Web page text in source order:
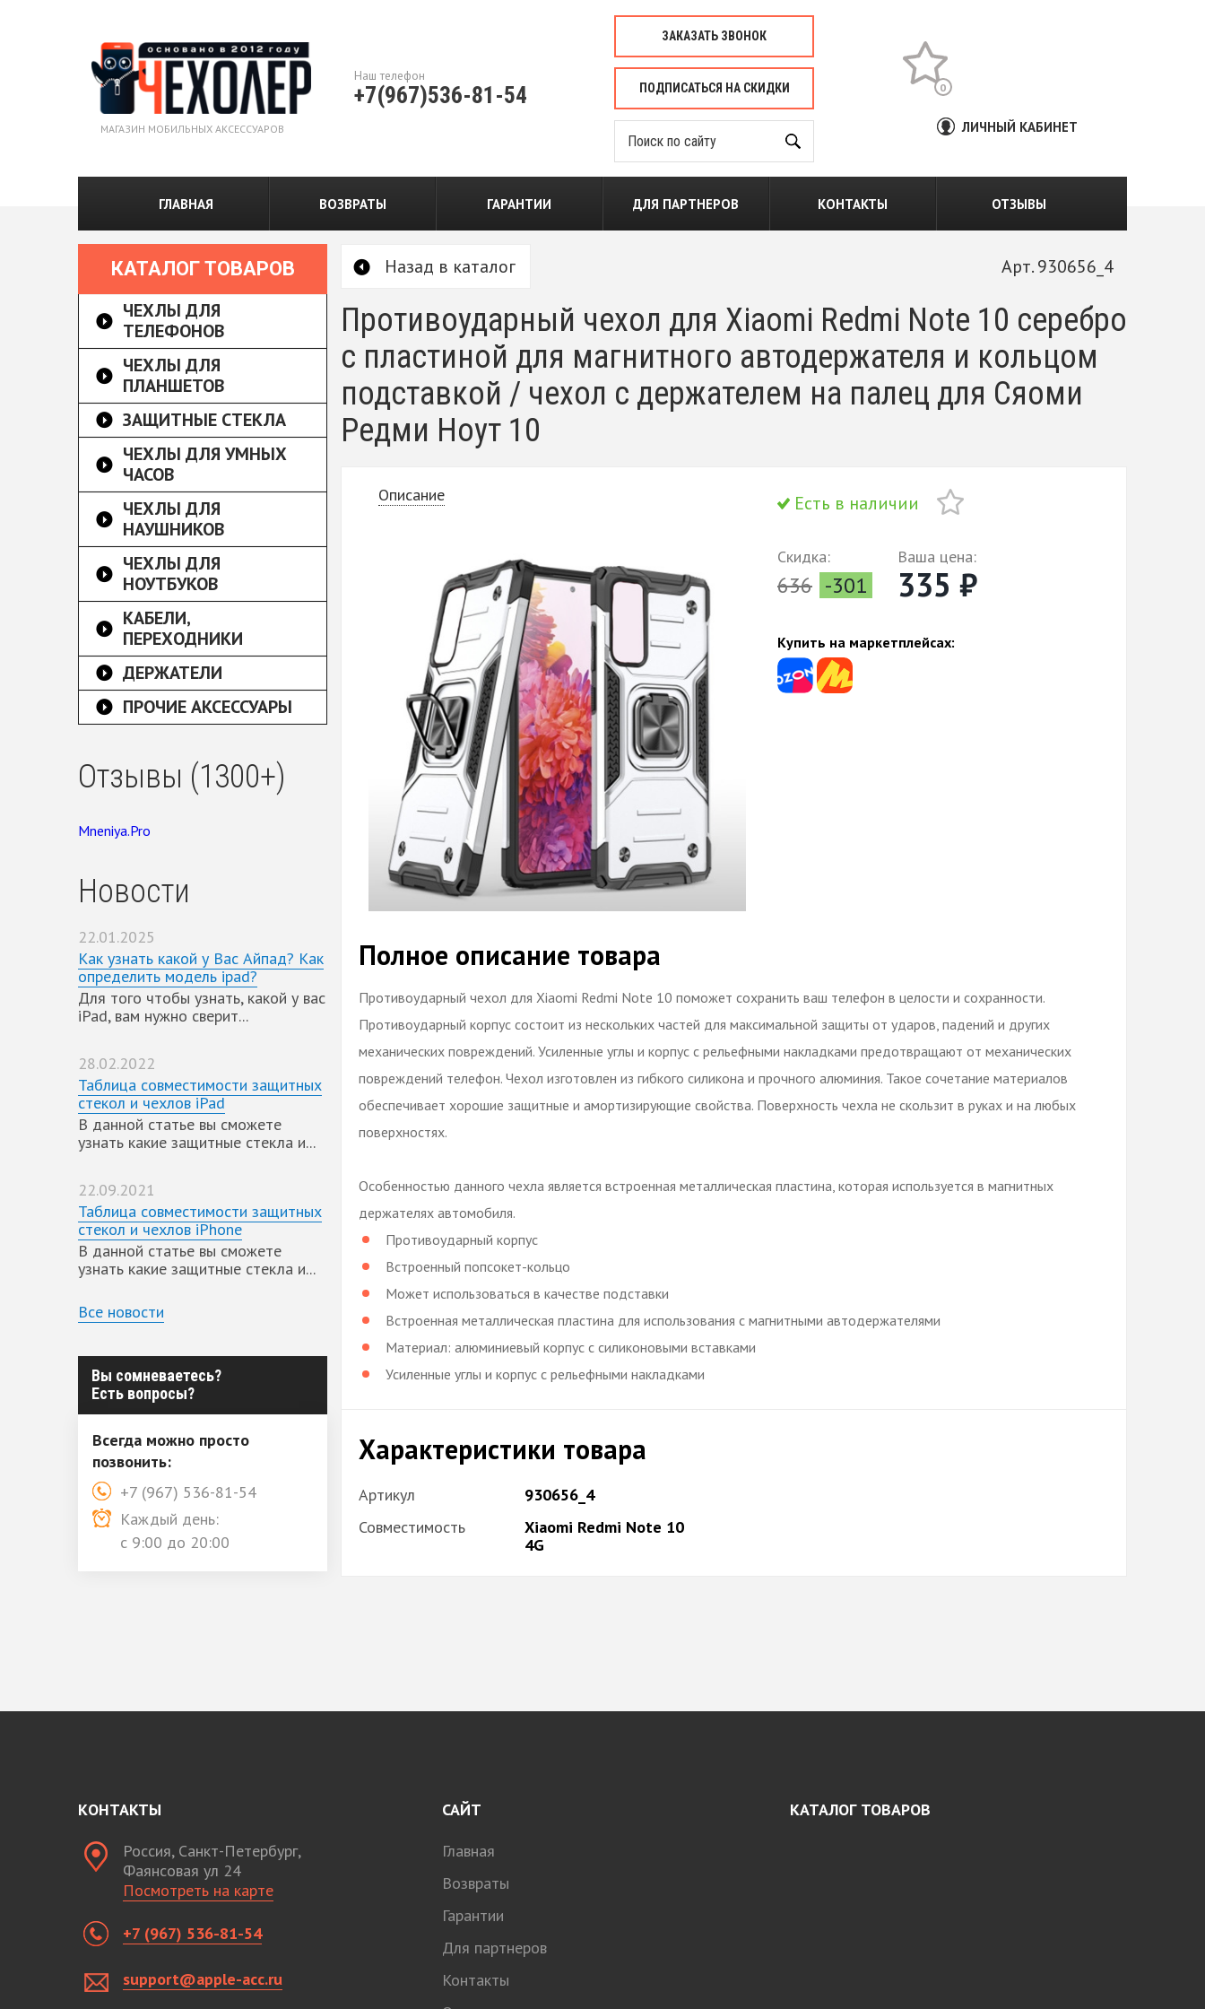
МАГАЗИН МОБИЛЬНЫХ АКСЕССУАРОВ
Наш телефон
+7(967)536-81-54
ЗАКАЗАТЬ ЗВОНОК
ПОДПИСАТЬСЯ НА СКИДКИ 0
ЛИЧНЫЙ КАБИНЕТ
ГЛАВНАЯ ВОЗВРАТЫ ГАРАНТИИ ДЛЯ ПАРТНЕРОВ КОНТАКТЫ ОТЗЫВЫ
КАТАЛОГ ТОВАРОВ
ЧЕХЛЫ ДЛЯ
ТЕЛЕФОНОВ
ЧЕХЛЫ ДЛЯ
ПЛАНШЕТОВ
ЗАЩИТНЫЕ СТЕКЛА
ЧЕХЛЫ ДЛЯ УМНЫХ
ЧАСОВ
ЧЕХЛЫ ДЛЯ
НАУШНИКОВ
ЧЕХЛЫ ДЛЯ
НОУТБУКОВ
КАБЕЛИ,
ПЕРЕХОДНИКИ
ДЕРЖАТЕЛИ
ПРОЧИЕ АКСЕССУАРЫ
Отзывы (1300+)
Mneniya.Pro
Новости
22.01.2025
Как узнать какой у Вас Айпад? Как
определить модель ipad?
Для того чтобы узнать, какой у вас
iPad, вам нужно сверит...
28.02.2022
Таблица совместимости защитных
стекол и чехлов iPad
В данной статье вы сможете
узнать какие защитные стекла и...
22.09.2021
Таблица совместимости защитных
стекол и чехлов iPhone
В данной статье вы сможете
узнать какие защитные стекла и...
Все новости
Вы сомневаетесь?
Есть вопросы?
Всегда можно просто
позвонить:
+7 (967) 536-81-54
Каждый день:
с 9:00 до 20:00
Назад в каталог Арт. 930656_4
Противоударный чехол для Xiaomi Redmi Note 10 серебро
с пластиной для магнитного автодержателя и кольцом
подставкой / чехол с держателем на палец для Сяоми
Редми Ноут 10
Описание Есть в наличии
Скидка:
636 -301
Ваша цена:
335 ₽
Купить на маркетплейсах:
Полное описание товара
Противоударный чехол для Xiaomi Redmi Note 10 поможет сохранить ваш телефон в целости и сохранности.
Противоударный корпус состоит из нескольких частей для максимальной защиты от ударов, падений и других
механических повреждений. Усиленные углы и корпус с рельефными накладками предотвращают от механических
повреждений телефон. Чехол изготовлен из гибкого силикона и прочного алюминия. Такое сочетание материалов
обеспечивает хорошие защитные и амортизирующие свойства. Поверхность чехла не скользит в руках и на любых
поверхностях.
Особенностью данного чехла является встроенная металлическая пластина, которая используется в магнитных
держателях автомобиля.
Противоударный корпус
Встроенный попсокет-кольцо
Может использоваться в качестве подставки
Встроенная металлическая пластина для использования с магнитными автодержателями
Материал: алюминиевый корпус с силиконовыми вставками
Усиленные углы и корпус с рельефными накладками
Характеристики товара
Артикул
930656_4
Совместимость
Xiaomi Redmi Note 10
4G
КОНТАКТЫ
Россия, Санкт-Петербург,
Фаянсовая ул 24
Посмотреть на карте
+7 (967) 536-81-54
support@apple-acc.ru
САЙТ
Главная
Возвраты
Гарантии
Для партнеров
Контакты
КАТАЛОГ ТОВАРОВ